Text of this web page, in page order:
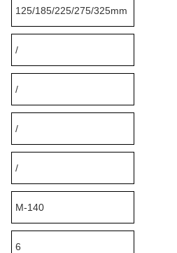
125/185/225/275/325mm
/
/
/
/
M-140
6